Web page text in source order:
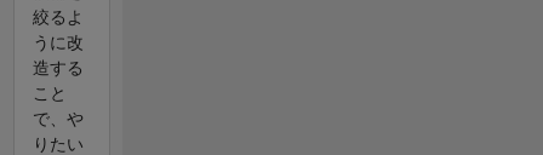
絞るよ
うに改
造する
こと
で、や
りたい